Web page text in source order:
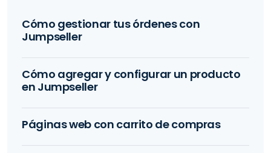
Cómo gestionar tus órdenes con
Jumpseller
Cómo agregar y configurar un producto
en Jumpseller
Páginas web con carrito de compras